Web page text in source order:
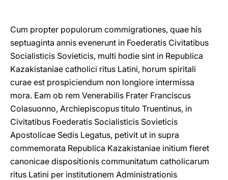
Cum propter populorum commigrationes, quae his
septuaginta annis evenerunt in Foederatis Civitatibus
Socialisticis Sovieticis, multi hodie sint in Republica
Kazakistaniae catholici ritus Latini, horum spiritali
curae est prospiciendum non longiore intermissa
mora. Eam ob rem Venerabilis Frater Franciscus
Colasuonno, Archiepiscopus titulo Truentinus, in
Civitatibus Foederatis Socialisticis Sovieticis
Apostolicae Sedis Legatus, petivit ut in supra
commemorata Republica Kazakistaniae initium fieret
canonicae dispositionis communitatum catholicarum
ritus Latini per institutionem Administrationis